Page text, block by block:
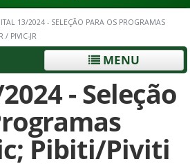
13/2024 - SELEÇÃO PARA OS PROGRAMAS
/ PIVIC-JR
MENU
- Seleção
Pibiti/Piviti